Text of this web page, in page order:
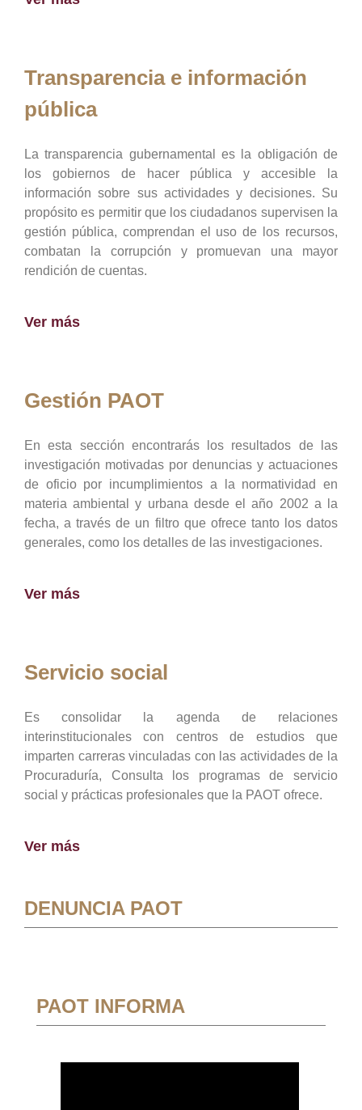
Transparencia e información
pública
La transparencia gubernamental es la obligación de
los gobiernos de hacer pública y accesible la
información sobre sus actividades y decisiones. Su
propósito es permitir que los ciudadanos supervisen la
gestión pública, comprendan el uso de los recursos,
combatan la corrupción y promuevan una mayor
rendición de cuentas.
Ver más
Gestión PAOT
En esta sección encontrarás los resultados de las
investigación motivadas por denuncias y actuaciones
de oficio por incumplimientos a la normatividad en
materia ambiental y urbana desde el año 2002 a la
fecha, a través de un filtro que ofrece tanto los datos
generales, como los detalles de las investigaciones.
Ver más
Servicio social
Es consolidar la agenda de relaciones
interinstitucionales con centros de estudios que
imparten carreras vinculadas con las actividades de la
Procuraduría, Consulta los programas de servicio
social y prácticas profesionales que la PAOT ofrece.
Ver más
DENUNCIA PAOT
PAOT INFORMA